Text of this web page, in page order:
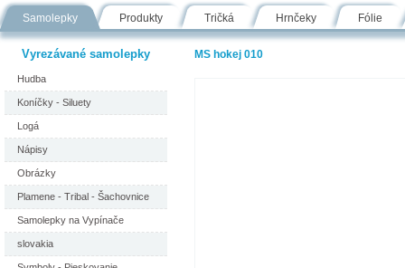
Samolepky Produkty Tričká Hrnčeky Fólie
Vyrezávané samolepky
Hudba
Koníčky - Siluety
Logá
Nápisy
Obrázky
Plamene - Tribal - Šachovnice
Samolepky na Vypínače
slovakia
MS hokej 010